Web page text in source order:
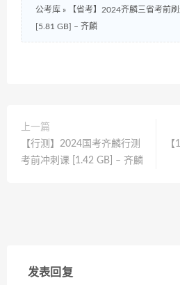
公考库 »
【省考】2024齐麟三省考前
[5.81 GB] – 齐麟
上一篇
【行测】2024国考齐麟行测
考前冲刺课 [1.42 GB] – 齐麟
发表回复